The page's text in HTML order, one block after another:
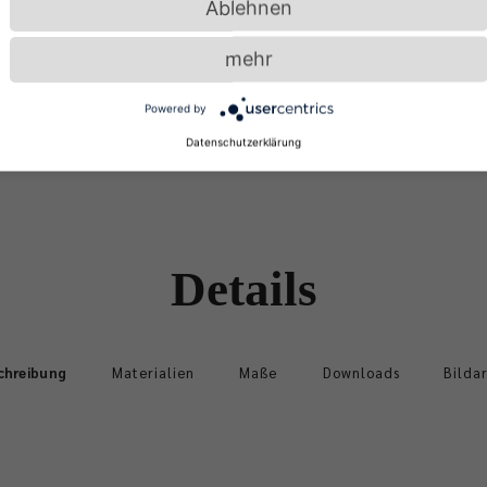
Details
Materialien Maße Downloads
Ablehnen
mehr
Powered by
Datenschutzerklärung